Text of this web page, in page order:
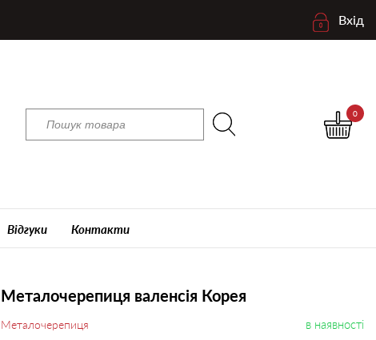
Вхід
0
Відгуки Контакти
Металочерепиця валенсія Корея
Металочерепиця в наявності